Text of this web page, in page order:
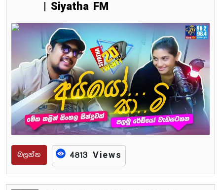
| Siyatha FM
බලන්න 4813 Views